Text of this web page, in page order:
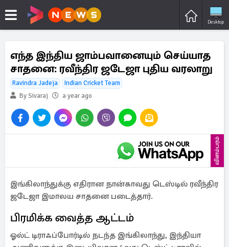
Desktop
எந்த இந்திய ஜாம்பவானையும் செய்யாத
சாதனை: ரவீந்திர ஜடேஜா புதிய வரலாறு
Ravindra Jadeja
Indian Cricket Team
By Sivaraj
a year ago
விளம்பரம்
இங்கிலாந்துக்கு எதிரான நான்காவது டெஸ்டில் ரவீந்திர
ஜடேஜா இமாலய சாதனை படைத்தார்.
பிரமிக்க வைத்த ஆட்டம்
ஓல்ட் டிராஃப்போர்டில் நடந்த இங்கிலாந்து, இந்தியா